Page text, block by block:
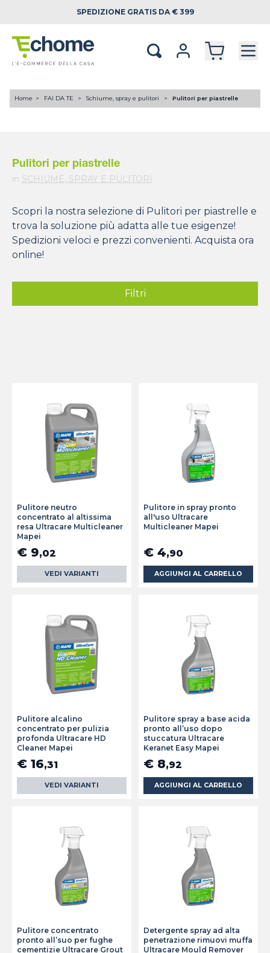
SPEDIZIONE GRATIS DA € 399
Home FAI DA TE Schiume, spray e pulitori Pulitori per piastrelle
Pulitori per piastrelle
in SCHIUME, SPRAY E PULITORI
Scopri la nostra selezione di Pulitori per piastrelle e
trova la soluzione più adatta alle tue esigenze!
Spedizioni veloci e prezzi convenienti. Acquista ora
online!
Filtri
Pulitore neutro
concentrato al altissima
resa Ultracare Multicleaner
Mapei
€ 9,02
VEDI VARIANTI
Pulitore in spray pronto
all'uso Ultracare
Multicleaner Mapei
€ 4,90
AGGIUNGI AL CARRELLO
Pulitore alcalino
concentrato per pulizia
profonda Ultracare HD
Cleaner Mapei
€ 16,31
VEDI VARIANTI
Pulitore spray a base acida
pronto all’uso dopo
stuccatura Ultracare
Keranet Easy Mapei
€ 8,92
AGGIUNGI AL CARRELLO
Pulitore concentrato
pronto all’suo per fughe
cementizie Ultracare Grout
Detergente spray ad alta
penetrazione rimuovi muffa
Ultracare Mould Remover